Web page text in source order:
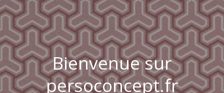
Bienvenue sur
persoconcept.fr